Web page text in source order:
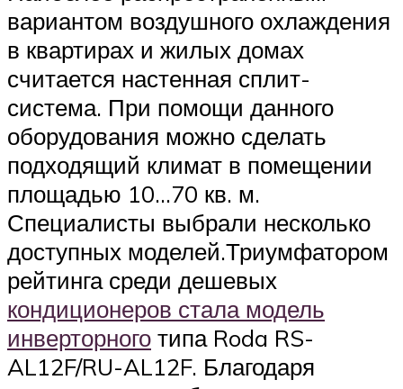
вариантом воздушного охлаждения
в квартирах и жилых домах
считается настенная сплит-
система. При помощи данного
оборудования можно сделать
подходящий климат в помещении
площадью 10…70 кв. м.
Специалисты выбрали несколько
доступных моделей.Триумфатором
рейтинга среди дешевых
кондиционеров стала модель
инверторного типа Roda RS-
AL12F/RU-AL12F. Благодаря